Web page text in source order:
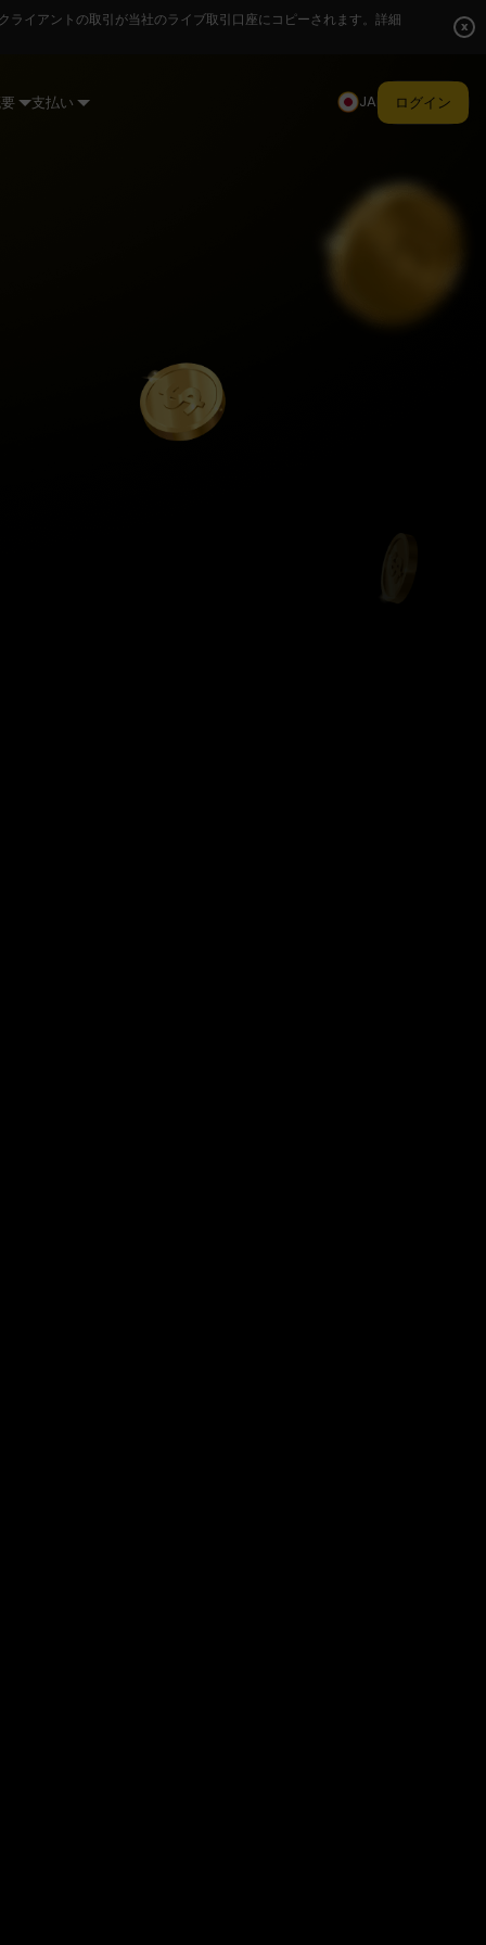
イアントの取引が当社のライブ取引口座にコピーされます。詳細 x
支払い JA ログイン